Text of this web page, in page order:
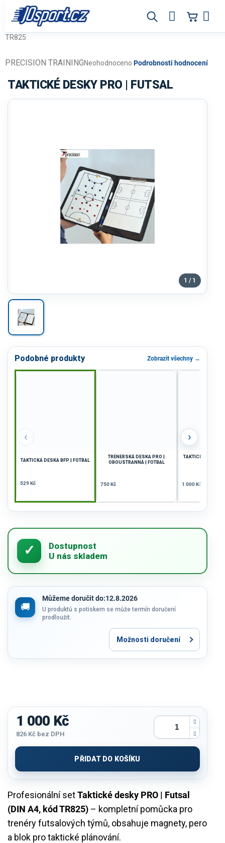
obsah
TR825
Průměrné
produktu
je
0,0
Neohodnoceno Podrobnosti hodnocení
PRECISION TRAINING
TAKTICKÉ DESKY PRO | FUTSAL
1 / 1
Podobné produkty Zobrazit všechny →
‹
TAKTICKÁ DESKA BFP | FOTBAL
529 Kč
TRENERSKÁ DESKA PRO |
OBOUSTRANNÁ | FOTBAL
750 Kč
TAKTICKÉ DESKY
1 000 Kč
›
Můžeme doručit do:12.8.2026
U produktů s potiskem se může termín doručení
prodloužit.
Možnosti doručení
Profesionální setTaktické desky PRO | Futsal
(DIN A4, kód TR825) – kompletní pomůcka pro
trenéry futsalových týmů, obsahuje magnety, pero
a blok pro taktické plánování.
1 000 Kč
826 Kč bez DPH
cena:
PŘIDAT DO KOŠÍKU